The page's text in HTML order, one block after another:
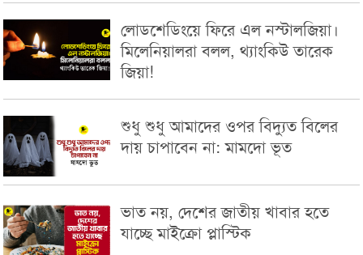
লোডশেডিংয়ে ফিরে এল নস্টালজিয়া।
মিলেনিয়ালরা বলল, থ্যাংকিউ তারেক
জিয়া!
শুধু শুধু আমাদের ওপর বিদ্যুত বিলের
দায় চাপাবেন না: মামদো ভূত
ভাত নয়, দেশের জাতীয় খাবার হতে
যাচ্ছে মাইক্রো প্লাস্টিক